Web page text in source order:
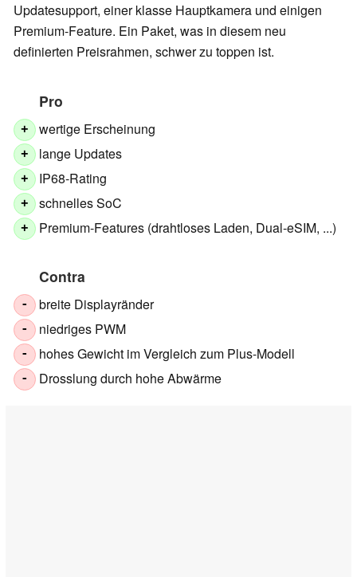
Updatesupport, einer klasse Hauptkamera und einigen
Premium-Feature. Ein Paket, was in diesem neu
definierten Preisrahmen, schwer zu toppen ist.
Pro
+ wertige Erscheinung
+ lange Updates
+ IP68-Rating
+ schnelles SoC
+ Premium-Features (drahtloses Laden, Dual-eSIM, ...)
Contra
- breite Displayränder
- niedriges PWM
- hohes Gewicht im Vergleich zum Plus-Modell
- Drosslung durch hohe Abwärme